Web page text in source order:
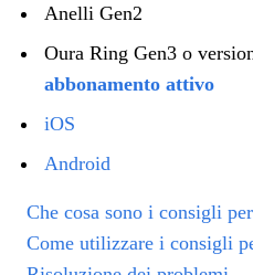
Anelli Gen2
Oura Ring Gen3 o
abbonamento attivo
iOS
Android
Che cosa sono i consigli
Come utilizzare i consigli